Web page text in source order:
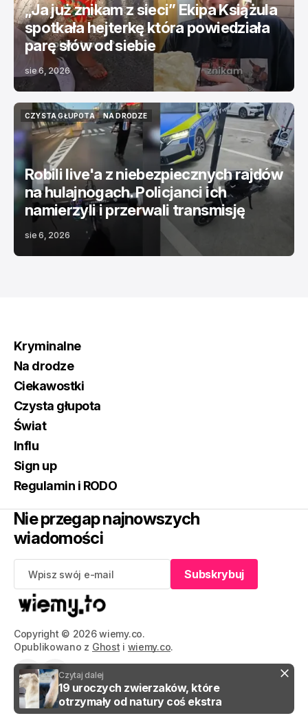
Czytaj dalej
19 uroczych zwierzaków, które
otrzymały od natury coś ekstra
„Ja już znikam z sieci” Ekipa Książula
spotkała hejterkę która powiedziała
parę słów od siebie
sie 6, 2026
CZYSTA GŁUPOTA
CZYSTA GŁUPOTA
NA DRODZE
NA DRODZE
Robili live'a z niebezpiecznych rajdów
na hulajnogach. Policjanci ich
namierzyli i przerwali transmisję
sie 6, 2026
Copyright © 2026 wiemy.co.
Opublikowano z Ghost i wiemy.co.
Kryminalne
Na drodze
Ciekawostki
Czysta głupota
Świat
Influ
Sign up
Regulamin i RODO
Nie przegap najnowszych
wiadomości
Subskrybuj
Subskrybuj